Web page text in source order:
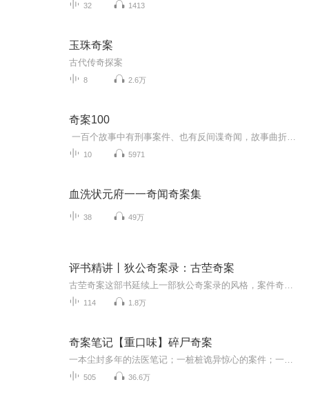
32 1413
玉珠奇案
古代传奇探案
8 2.6万
奇案100
10 5971
血洗状元府一一奇闻奇案集
38 49万
评书精讲丨狄公奇案录：古茔奇案
114 1.8万
奇案笔记【重口味】碎尸奇案
505 36.6万